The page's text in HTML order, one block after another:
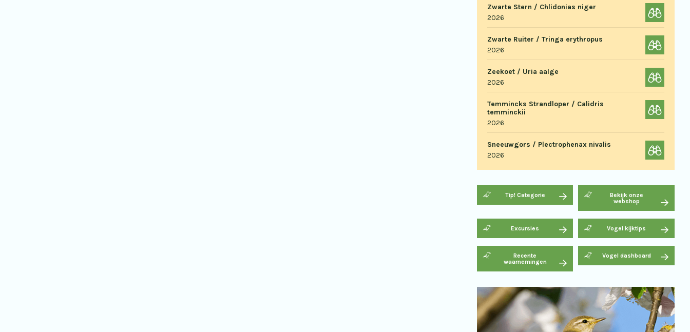
Zwarte Stern / Chlidonias niger
2026
Zwarte Ruiter / Tringa erythropus
2026
Zeekoet / Uria aalge
2026
Temmincks Strandloper / Calidris
temminckii
2026
Sneeuwgors / Plectrophenax nivalis
2026
Tip! Categorie
Bekijk onze
webshop
Excursies Vogel kijktips
Recente
waarnemingen
Vogel dashboard